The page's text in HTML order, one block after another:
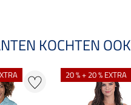
KOCHTEN OOK
20 % + 20 % EXTRA